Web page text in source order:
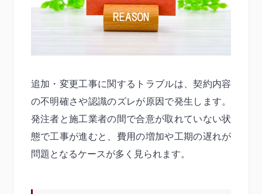
追加・変更工事に関するトラブルは、契約内容
の不明確さや認識のズレが原因で発生します。
発注者と施工業者の間で合意が取れていない状
態で工事が進むと、費用の増加や工期の遅れが
問題となるケースが多く見られます。